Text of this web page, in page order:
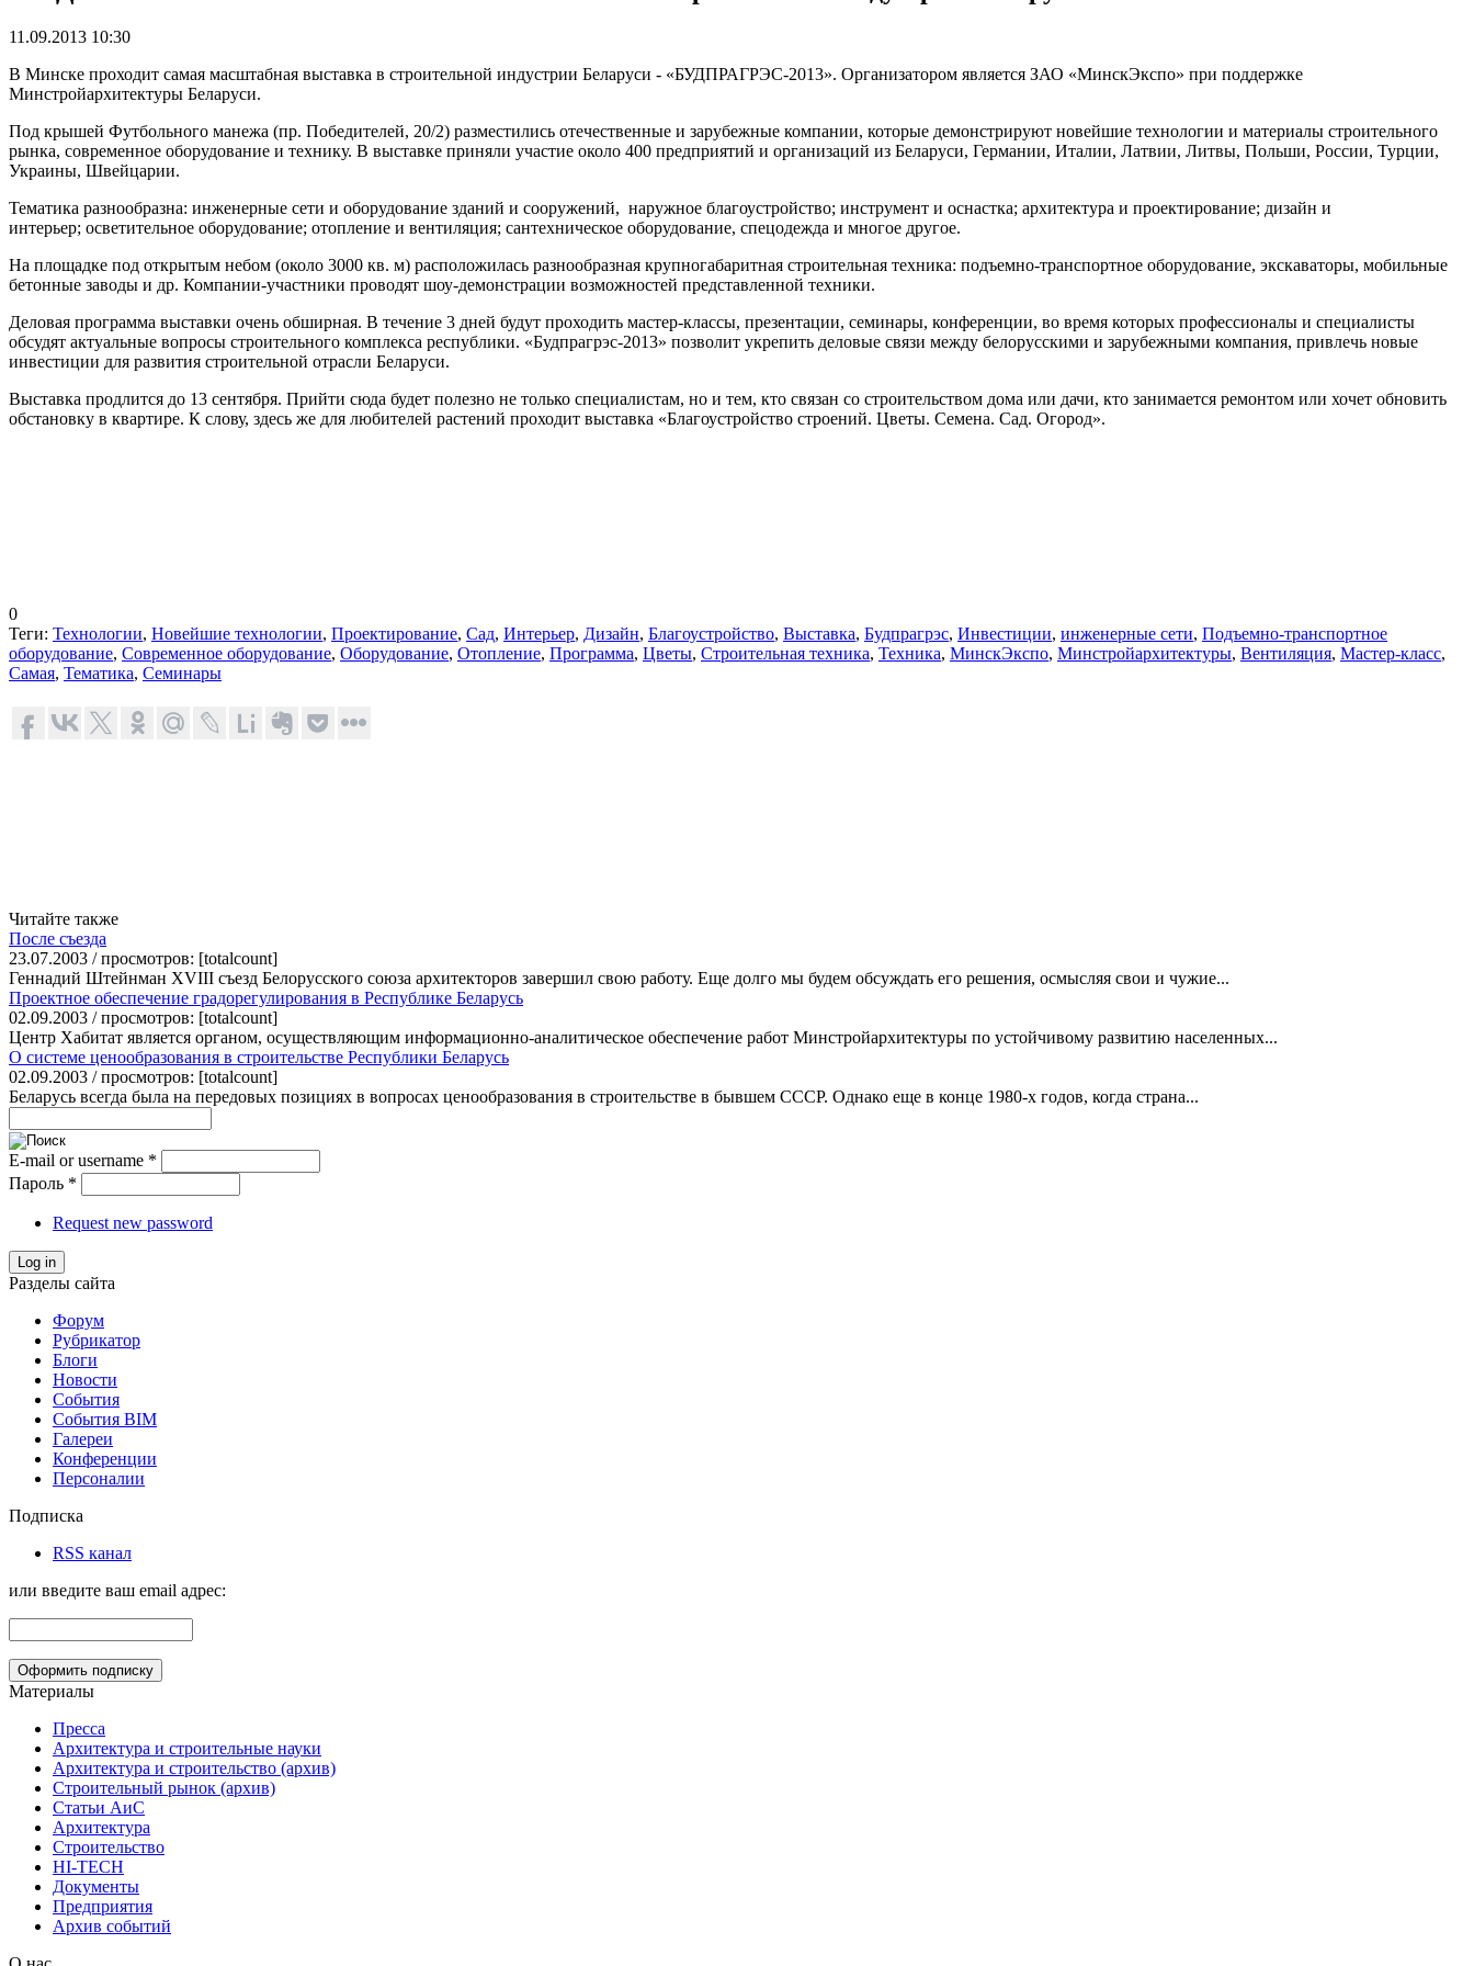
11.09.2013 10:30
В Минске проходит самая масштабная выставка в строительной индустрии Беларуси - «БУДПРАГРЭС-2013». Организатором является ЗАО «МинскЭкспо» при поддержке
Минстройархитектуры Беларуси.
Под крышей Футбольного манежа (пр. Победителей, 20/2) разместились отечественные и зарубежные компании, которые демонстрируют новейшие технологии и материалы строительного
рынка, современное оборудование и технику. В выставке приняли участие около 400 предприятий и организаций из Беларуси, Германии, Италии, Латвии, Литвы, Польши, России, Турции,
Украины, Швейцарии.
Тематика разнообразна: инженерные сети и оборудование зданий и сооружений, наружное благоустройство; инструмент и оснастка; архитектура и проектирование; дизайн и
интерьер; осветительное оборудование; отопление и вентиляция; сантехническое оборудование, спецодежда и многое другое.
На площадке под открытым небом (около 3000 кв. м) расположилась разнообразная крупногабаритная строительная техника: подъемно-транспортное оборудование, экскаваторы, мобильные
бетонные заводы и др. Компании-участники проводят шоу-демонстрации возможностей представленной техники.
Деловая программа выставки очень обширная. В течение 3 дней будут проходить мастер-классы, презентации, семинары, конференции, во время которых профессионалы и специалисты
обсудят актуальные вопросы строительного комплекса республики. «Будпрагрэс-2013» позволит укрепить деловые связи между белорусскими и зарубежными компания, привлечь новые
инвестиции для развития строительной отрасли Беларуси.
Выставка продлится до 13 сентября. Прийти сюда будет полезно не только специалистам, но и тем, кто связан со строительством дома или дачи, кто занимается ремонтом или хочет обновить
обстановку в квартире. К слову, здесь же для любителей растений проходит выставка «Благоустройство строений. Цветы. Семена. Сад. Огород».
0
Теги: Технологии, Новейшие технологии, Проектирование, Сад, Интерьер, Дизайн, Благоустройство, Выставка, Будпрагрэс, Инвестиции, инженерные сети, Подъемно-транспортное
оборудование, Современное оборудование, Оборудование, Отопление, Программа, Цветы, Строительная техника, Техника, МинскЭкспо, Минстройархитектуры, Вентиляция, Мастер-класс,
Самая, Тематика, Семинары
Читайте также
После съезда
23.07.2003 / просмотров: [totalcount]
Геннадий Штейнман XVIII съезд Белорусского союза архитекторов завершил свою работу. Еще долго мы будем обсуждать его решения, осмысляя свои и чужие...
Проектное обеспечение градорегулирования в Республике Беларусь
02.09.2003 / просмотров: [totalcount]
Центр Хабитат является органом, осуществляющим информационно-аналитическое обеспечение работ Минстройархитектуры по устойчивому развитию населенных...
О системе ценообразования в строительстве Республики Беларусь
02.09.2003 / просмотров: [totalcount]
Беларусь всегда была на передовых позициях в вопросах ценообразования в строительстве в бывшем СССР. Однако еще в конце 1980-х годов, когда страна...
E-mail or username *
Пароль *
Request new password
Log in
Разделы сайта
Форум
Рубрикатор
Блоги
Новости
События
События BIM
Галереи
Конференции
Персоналии
Подписка
RSS канал
или введите ваш email адрес:
Материалы
Пресса
Архитектура и строительные науки
Архитектура и строительство (архив)
Строительный рынок (архив)
Статьи АиС
Архитектура
Строительство
HI-TECH
Документы
Предприятия
Архив событий